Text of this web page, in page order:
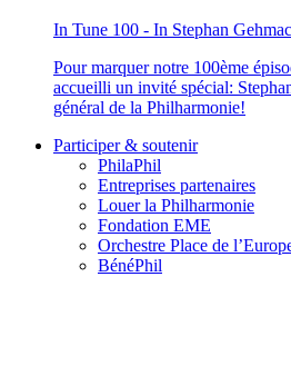
In Tune 100 - In Stephan
Pour marquer notre 100ème
accueilli un invité spécial:
général de la Philharmonie!
Participer & soutenir
PhilaPhil
Entreprises partenaires
Louer la Philharmonie
Fondation EME
Orchestre Place de
BénéPhil